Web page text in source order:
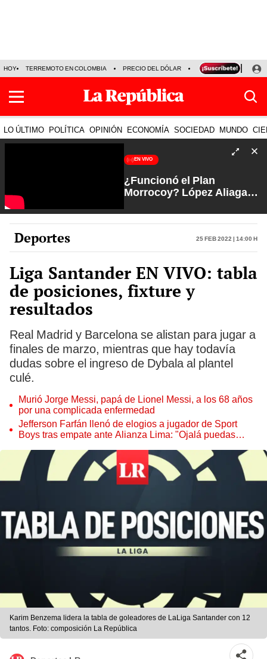
HOY TERREMOTO EN COLOMBIA PRECIO DEL DÓLAR KEIKO FUJIMORI
LO ÚLTIMO POLÍTICA OPINIÓN ECONOMÍA SOCIEDAD MUNDO
EN VIVO
¿Funcionó el Plan
Morrocoy? López Aliaga
jugada al JNE | Arde Troya
con Juliana Oxenford
Deportes 25 Feb 2022 | 14:00 h
Liga Santander EN VIVO: tabla
de posiciones, fixture y
resultados
Real Madrid y Barcelona se alistan para jugar a
finales de marzo, mientras que hay todavía
dudas sobre el ingreso de Dybala al plantel
culé.
Murió Jorge Messi, papá de Lionel Messi, a los 68 años
por una complicada enfermedad
Jefferson Farfán llenó de elogios a jugador de Sport
Boys tras empate ante Alianza Lima: "Ojalá puedas
Karim Benzema lidera la tabla de goleadores de LaLiga Santander con 12
tantos. Foto: composición La República